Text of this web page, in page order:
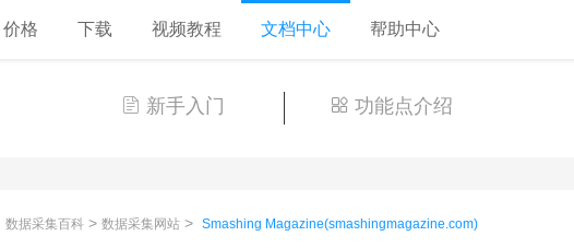
价格 下载 视频教程 文档中心 帮助中心
新手入门 功能点介绍
数据采集百科 > 数据采集网站 > Smashing Magazine(smashingmagazine.com)